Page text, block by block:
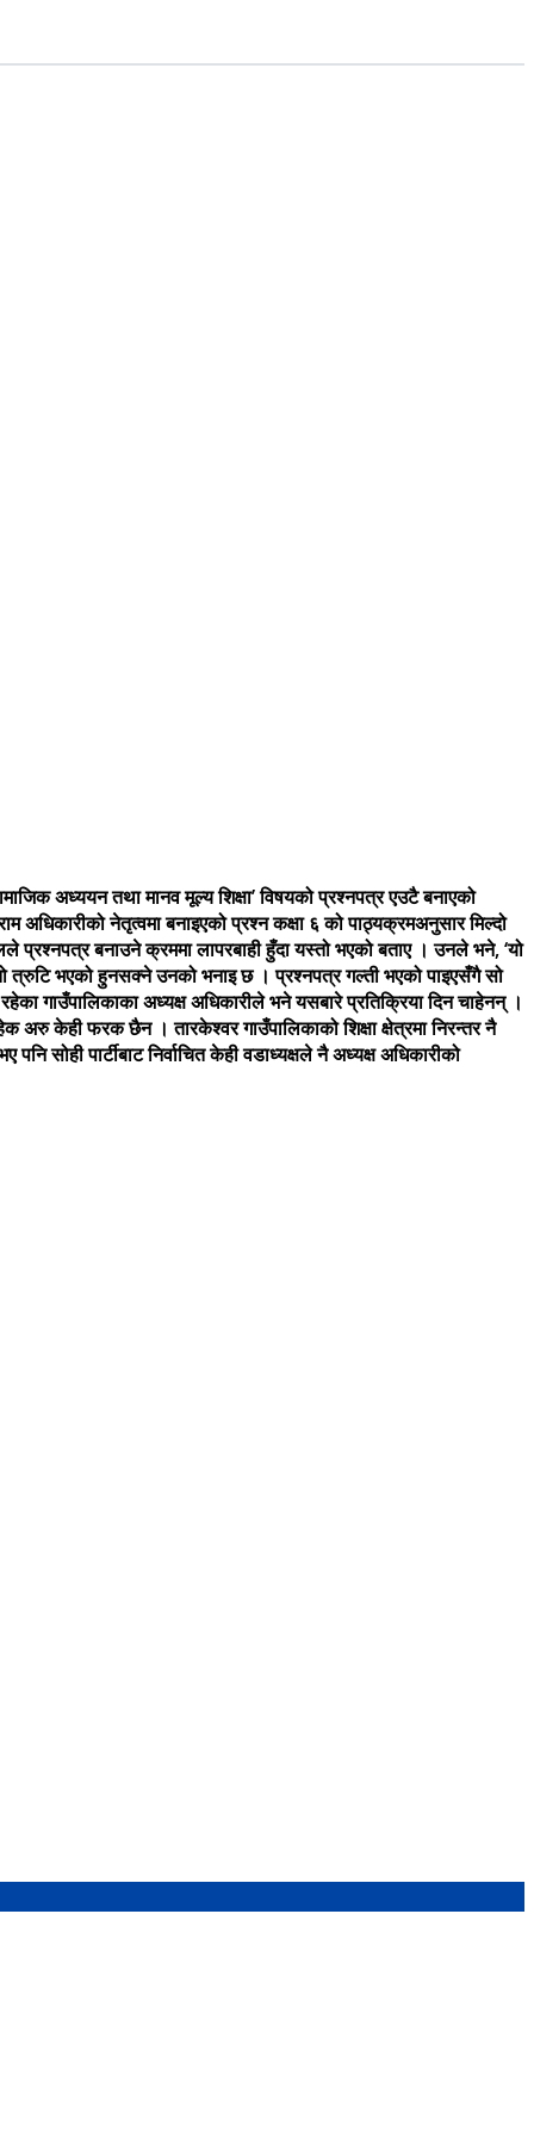
अध्ययन तथा मानव मूल्य शिक्षा’ विषयको प्रश्नपत्र एउटै बनाएको
अधिकारीको नेतृत्वमा बनाइएको प्रश्न कक्षा ६ को पाठ्यक्रमअनुसार मिल्दो
प्रश्नपत्र बनाउने क्रममा लापरबाही हुँदा यस्तो भएको बताए । उनले भने, ‘यो
त्रुटि भएको हुनसक्ने उनको भनाइ छ । प्रश्नपत्र गल्ती भएको पाइएसँगै सो
गाउँपालिकाका अध्यक्ष अधिकारीले भने यसबारे प्रतिक्रिया दिन चाहेनन् ।
अरु केही फरक छैन । तारकेश्वर गाउँपालिकाको शिक्षा क्षेत्रमा निरन्तर नै
सोही पार्टीबाट निर्वाचित केही वडाध्यक्षले नै अध्यक्ष अधिकारीको